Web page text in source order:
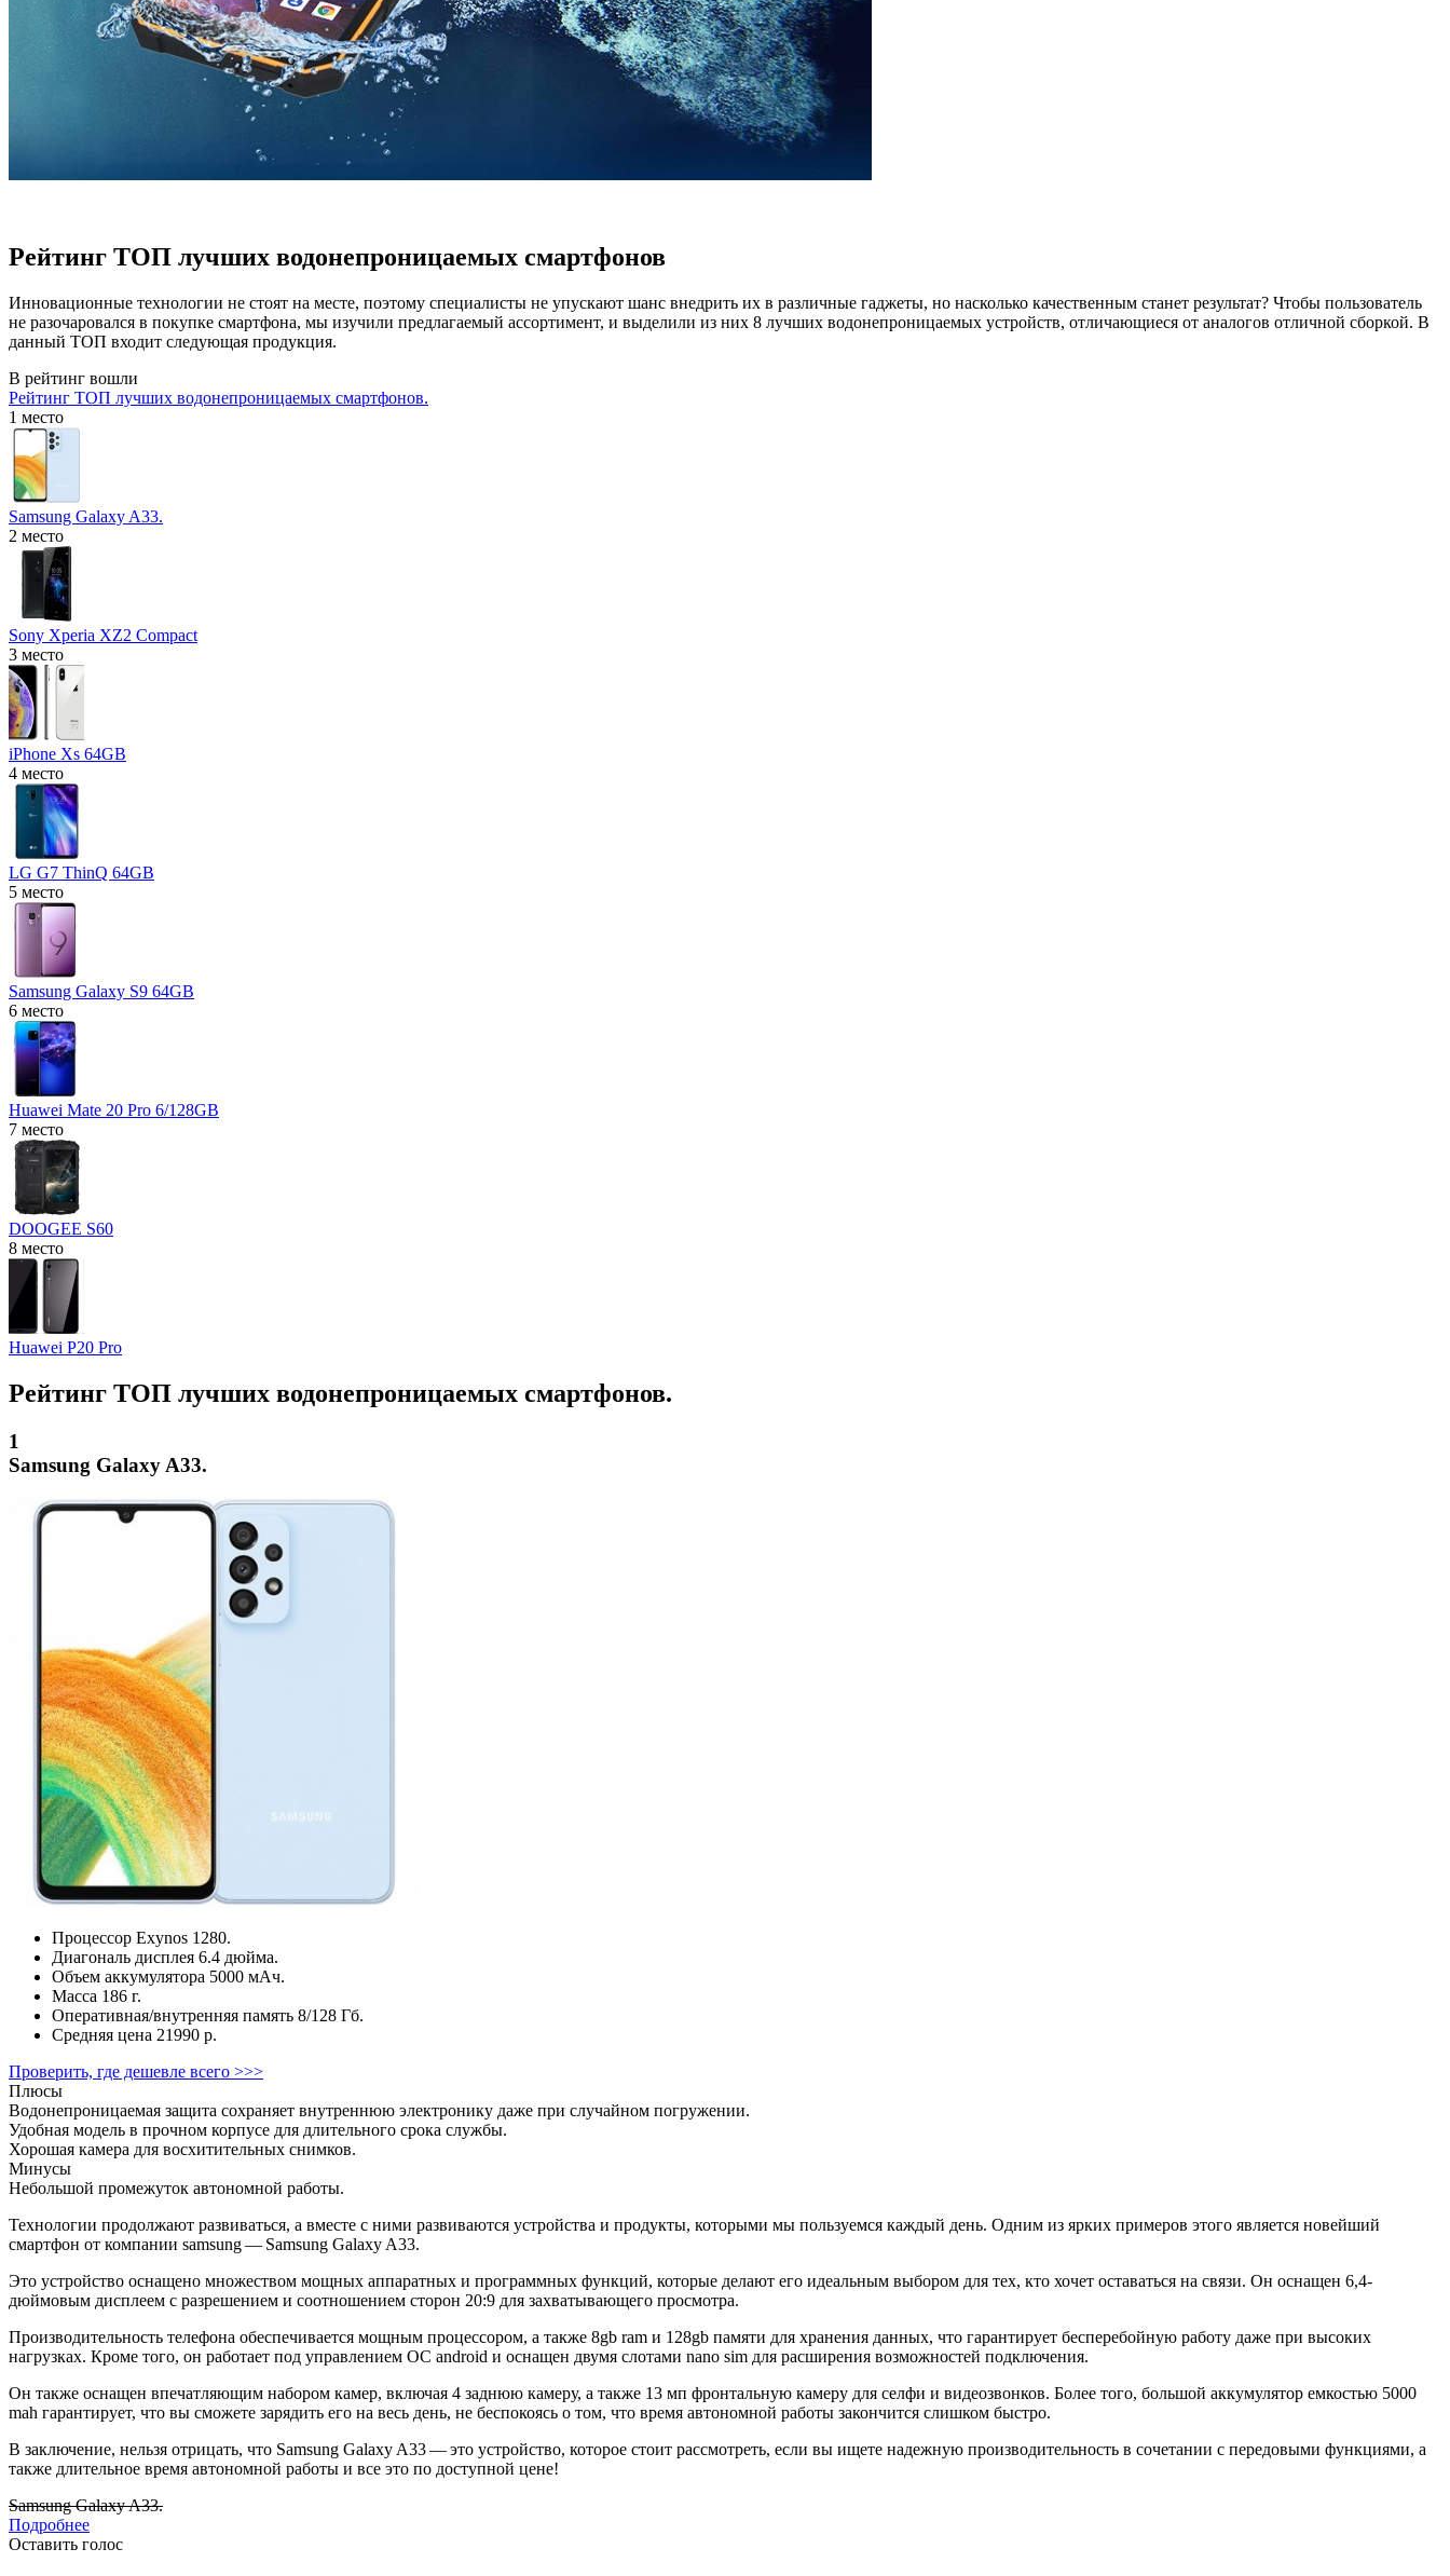
Рейтинг ТОП лучших водонепроницаемых смартфонов
Инновационные технологии не стоят на месте, поэтому специалисты не упускают шанс внедрить их в различные гаджеты, но насколько качественным станет результат? Чтобы пользователь
не разочаровался в покупке смартфона, мы изучили предлагаемый ассортимент, и выделили из них 8 лучших водонепроницаемых устройств, отличающиеся от аналогов отличной сборкой. В
данный ТОП входит следующая продукция.
В рейтинг вошли
Рейтинг ТОП лучших водонепроницаемых смартфонов.
1 место
Samsung Galaxy A33.
2 место
Sony Xperia XZ2 Compact
3 место
iPhone Xs 64GB
4 место
LG G7 ThinQ 64GB
5 место
Samsung Galaxy S9 64GB
6 место
Huawei Mate 20 Pro 6/128GB
7 место
DOOGEE S60
8 место
Huawei P20 Pro
Рейтинг ТОП лучших водонепроницаемых смартфонов.
1
Samsung Galaxy A33.
Процессор Exynos 1280.
Диагональ дисплея 6.4 дюйма.
Объем аккумулятора 5000 мАч.
Масса 186 г.
Оперативная/внутренняя память 8/128 Гб.
Средняя цена 21990 р.
Проверить, где дешевле всего >>>
Плюсы
Водонепроницаемая защита сохраняет внутреннюю электронику даже при случайном погружении.
Удобная модель в прочном корпусе для длительного срока службы.
Хорошая камера для восхитительных снимков.
Минусы
Небольшой промежуток автономной работы.
Технологии продолжают развиваться, а вместе с ними развиваются устройства и продукты, которыми мы пользуемся каждый день. Одним из ярких примеров этого является новейший
смартфон от компании samsung — Samsung Galaxy A33.
Это устройство оснащено множеством мощных аппаратных и программных функций, которые делают его идеальным выбором для тех, кто хочет оставаться на связи. Он оснащен 6,4-
дюймовым дисплеем с разрешением и соотношением сторон 20:9 для захватывающего просмотра.
Производительность телефона обеспечивается мощным процессором, а также 8gb ram и 128gb памяти для хранения данных, что гарантирует бесперебойную работу даже при высоких
нагрузках. Кроме того, он работает под управлением ОС android и оснащен двумя слотами nano sim для расширения возможностей подключения.
Он также оснащен впечатляющим набором камер, включая 4 заднюю камеру, а также 13 мп фронтальную камеру для селфи и видеозвонков. Более того, большой аккумулятор емкостью 5000
mah гарантирует, что вы сможете зарядить его на весь день, не беспокоясь о том, что время автономной работы закончится слишком быстро.
В заключение, нельзя отрицать, что Samsung Galaxy A33 — это устройство, которое стоит рассмотреть, если вы ищете надежную производительность в сочетании с передовыми функциями, а
также длительное время автономной работы и все это по доступной цене!
Samsung Galaxy A33.
Подробнее
Оставить голос